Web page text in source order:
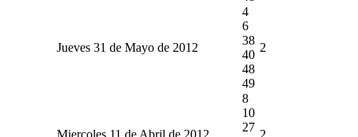
Jueves 31 de Mayo de 2012
4
6
38
40
48
49
2
Miercoles 11 de Abril de 2012
8
10
27
2